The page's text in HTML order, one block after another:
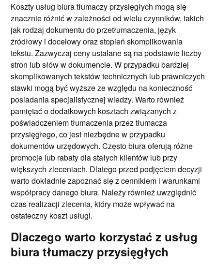
Koszty usług biura tłumaczy przysięgłych mogą się
znacznie różnić w zależności od wielu czynników, takich
jak rodzaj dokumentu do przetłumaczenia, język
źródłowy i docelowy oraz stopień skomplikowania
tekstu. Zazwyczaj ceny ustalane są na podstawie liczby
stron lub słów w dokumencie. W przypadku bardziej
skomplikowanych tekstów technicznych lub prawniczych
stawki mogą być wyższe ze względu na konieczność
posiadania specjalistycznej wiedzy. Warto również
pamiętać o dodatkowych kosztach związanych z
poświadczeniem tłumaczenia przez tłumacza
przysięgłego, co jest niezbędne w przypadku
dokumentów urzędowych. Często biura oferują różne
promocje lub rabaty dla stałych klientów lub przy
większych zleceniach. Dlatego przed podjęciem decyzji
warto dokładnie zapoznać się z cennikiem i warunkami
współpracy danego biura. Należy również uwzględnić
czas realizacji zlecenia, który może wpływać na
ostateczny koszt usługi.
Dlaczego warto korzystać z usług
biura tłumaczy przysięgłych